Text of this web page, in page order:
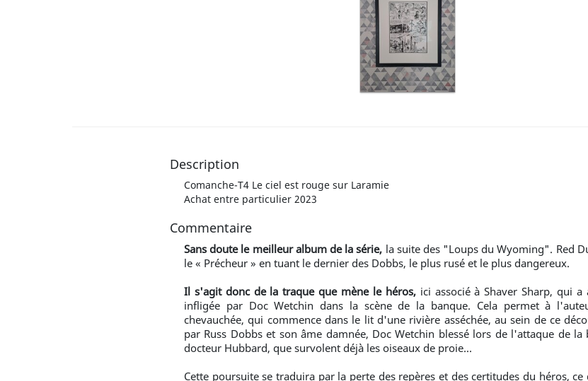
Description
Comanche-T4 Le ciel est rouge sur Laramie
Achat entre particulier 2023
Commentaire
Sans doute le meilleur album de la série, la suite des "Loups du Wyoming". Red
le « Précheur » en tuant le dernier des Dobbs, le plus rusé et le plus dangereux.
Il s'agit donc de la traque que mène le héros,ici associé à Shaver Sharp, qui
infligée par Doc Wetchin dans la scène de la banque. Cela permet à
chevauchée, qui commence dans le lit d'une rivière asséchée, au sein de ce
par Russ Dobbs et son âme damnée, Doc Wetchin blessé lors de l'attaque de
docteur Hubbard, que survolent déjà les oiseaux de proie...
Cette poursuite se traduira par la perte des repères et des certitudes du héros,